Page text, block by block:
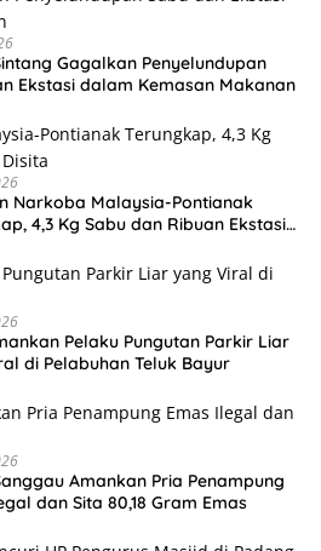
Gagalkan Penyelundupan
Ekstasi dalam Kemasan Makanan
Narkoba Malaysia-Pontianak
4,3 Kg Sabu dan Ribuan Ekstasi
Pelaku Pungutan Parkir Liar
di Pelabuhan Teluk Bayur
Amankan Pria Penampung
dan Sita 80,18 Gram Emas